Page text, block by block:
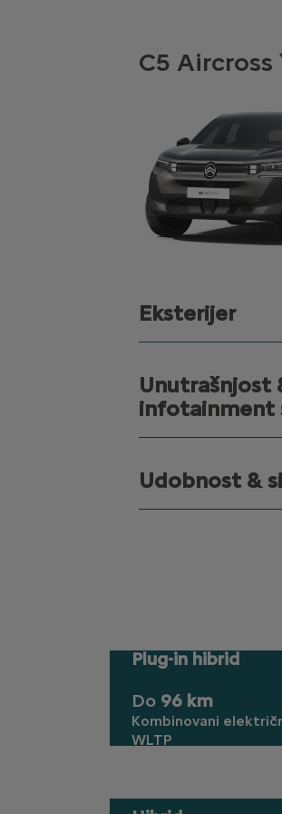
C5 Aircross
Eksterijer
Unutrašnjost
infotainment
Udobnost &
Plug-in hibrid
Do 96 km
Kombinovani
WLTP